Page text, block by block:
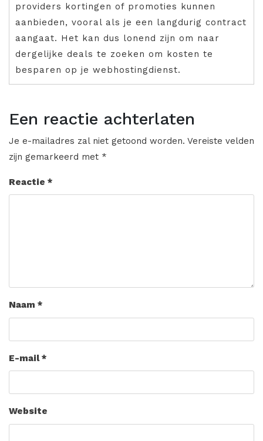
providers kortingen of promoties kunnen
aanbieden, vooral als je een langdurig contract
aangaat. Het kan dus lonend zijn om naar
dergelijke deals te zoeken om kosten te
besparen op je webhostingdienst.
Een reactie achterlaten
Je e-mailadres zal niet getoond worden. Vereiste velden
zijn gemarkeerd met *
Reactie *
Naam *
E-mail*
Website